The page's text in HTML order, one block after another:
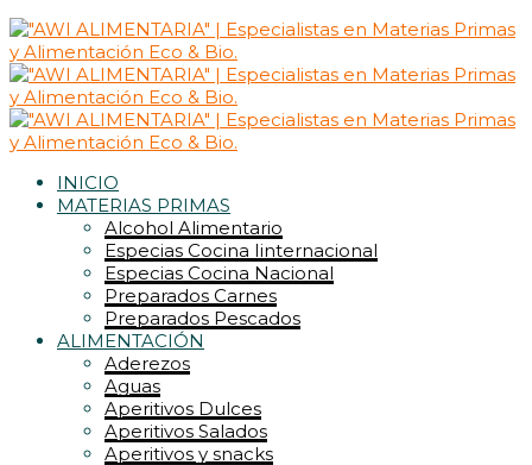
INICIO
MATERIAS PRIMAS
Alcohol Alimentario
Especias Cocina Iinternacional
Especias Cocina Nacional
Preparados Carnes
Preparados Pescados
ALIMENTACIÓN
Aderezos
Aguas
Aperitivos Dulces
Aperitivos Salados
Aperitivos y snacks